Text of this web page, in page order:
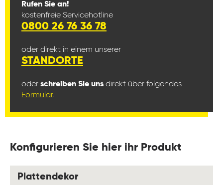
Rufen Sie an!
kostenfreie Servicehotline
0800 26 76 36 78
oder direkt in einem unserer
STANDORTE
oder schreiben Sie uns direkt über folgendes
Formular.
Konfigurieren Sie hier ihr Produkt
Plattendekorauswählen